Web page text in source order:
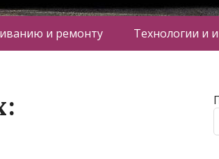
и ремонту Технологии и